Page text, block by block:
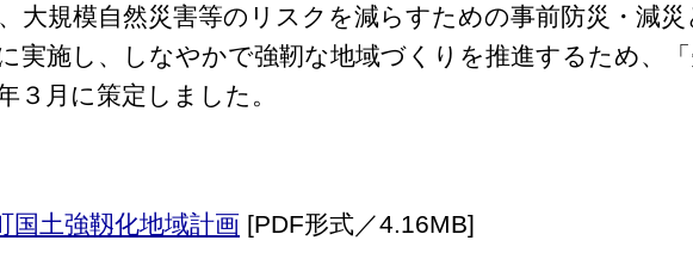
大規模自然災害等のリスクを減らすための事前防災・減
実施し、しなやかで強靭な地域づくりを推進するため、
３月に策定しました。
国土強靱化地域計画 [PDF形式／4.16MB]